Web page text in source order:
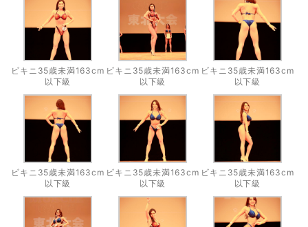
ビキニ35歳未満163cm
以下級
ビキニ35歳未満163cm
以下級
ビキニ35歳未満163cm
以下級
ビキニ35歳未満163cm
以下級
ビキニ35歳未満163cm
以下級
ビキニ35歳未満163cm
以下級